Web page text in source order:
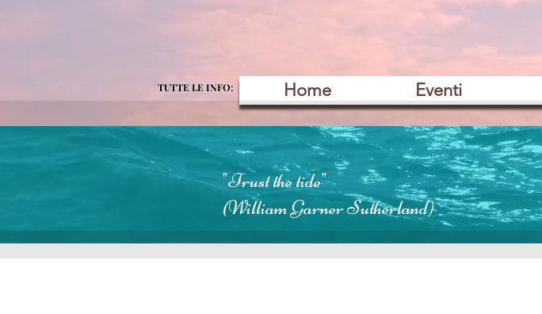
TUTTE LE INFO: Home Eventi
"Trust the tide"
(William Garner Sutherland)